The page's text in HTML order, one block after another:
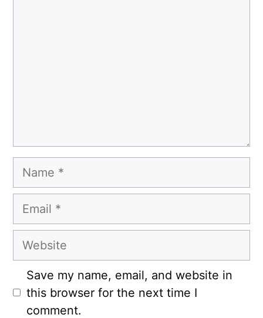
Name
Email
Website
Save my name, email, and website in
this browser for the next time I
comment.